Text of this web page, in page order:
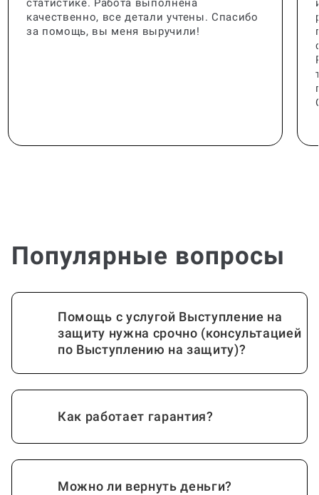
статистике. Работа выполнена
качественно, все детали учтены. Спасибо
за помощь, вы меня выручили!
Популярные вопросы
Помощь с услугой Выступление на
защиту нужна срочно (консультацией
по Выступлению на защиту)?
Как работает гарантия?
Можно ли вернуть деньги?